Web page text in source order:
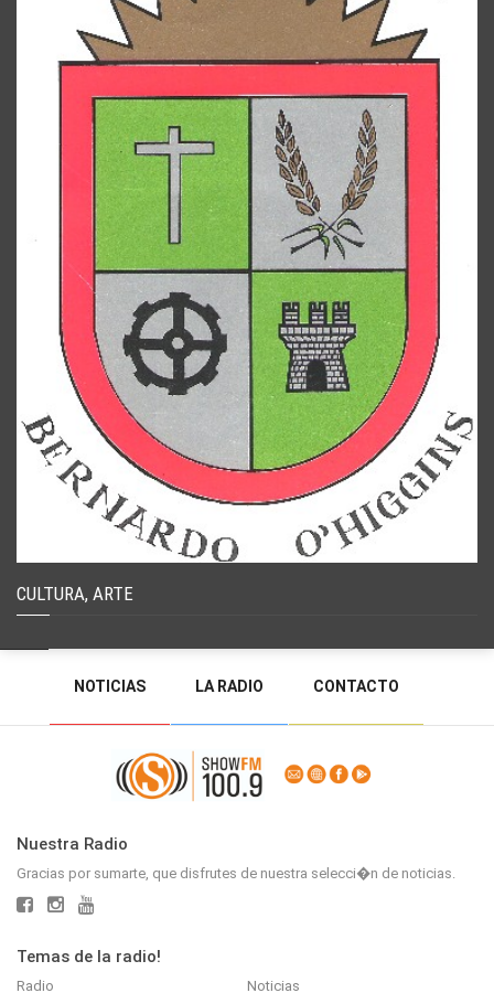
CULTURA, ARTE
NOTICIAS LA RADIO CONTACTO
PROGRAMACIÓN RADIO EN VIVO
DEJAR MENSAJE
Nuestra Radio
Gracias por sumarte, que disfrutes de nuestra selecci�n de noticias.
Temas de la radio!
Radio Noticias